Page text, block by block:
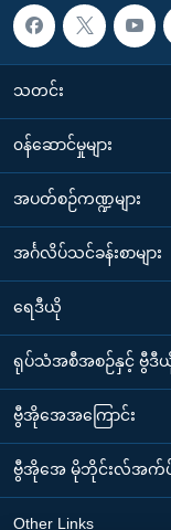
သတင်း
၀န်ဆောင်မှုများ
အပတ်စဉ်ကဏ္ဍများ
အင်္ဂလိပ်သင်ခန်းစာများ
ရေဒီယို
ရုပ်သံအစီအစဉ်နှင့် ဗွီဒီယို
ဗွီအိုအေအကြောင်း
ဗွီအိုအေ မိုဘိုင်းလ်အက်ပ်
Other Links